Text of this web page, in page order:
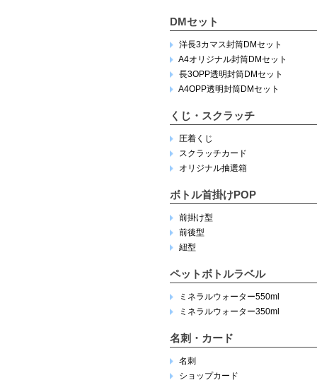
DMセット
洋長3カマス封筒DMセット
A4オリジナル封筒DMセット
長3OPP透明封筒DMセット
A4OPP透明封筒DMセット
くじ・スクラッチ
圧着くじ
スクラッチカード
オリジナル抽選箱
ボトル首掛けPOP
前掛け型
前後型
紐型
ペットボトルラベル
ミネラルウォーター550ml
ミネラルウォーター350ml
名刺・カード
名刺
ショップカード